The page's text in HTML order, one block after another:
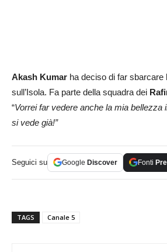
Akash Kumar ha deciso di far
sull’Isola. Fa parte della squadra dei
“Vorrei far vedere anche la mia bellezza
si vede già!”
Seguici su Google Discover Fonti
TAGS Canale 5